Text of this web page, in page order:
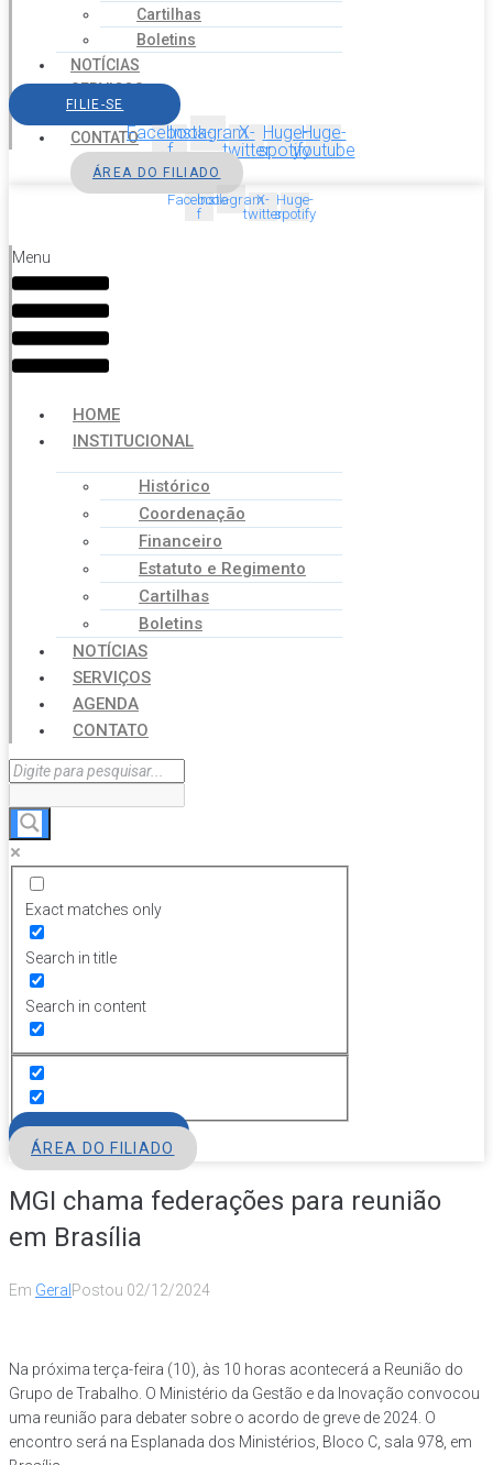
Cartilhas
Boletins
NOTÍCIAS
SERVIÇOS
AGENDA
CONTATO
FILIE-SE
Facebook-
f
InstagramX-
twitter
Huge-
spotify
Huge-
youtube
ÁREA DO FILIADO
Facebook-
f
InstagramX-
twitter
Huge-
spotify
Menu
HOME
INSTITUCIONAL
Histórico
Coordenação
Financeiro
Estatuto e Regimento
Cartilhas
Boletins
NOTÍCIAS
SERVIÇOS
AGENDA
CONTATO
Exact matches only
Search in title
Search in content
ÁREA DO FILIADO
MGI chama federações para reunião
em Brasília
Em Geral Postou 02/12/2024
Na próxima terça-feira (10), às 10 horas acontecerá a Reunião do
Grupo de Trabalho. O Ministério da Gestão e da Inovação convocou
uma reunião para debater sobre o acordo de greve de 2024. O
encontro será na Esplanada dos Ministérios, Bloco C, sala 978, em